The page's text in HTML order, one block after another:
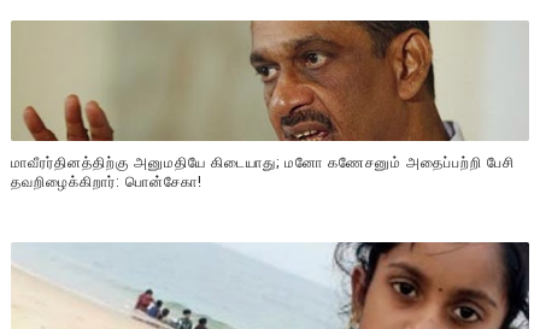
மாவீரர்தினத்திற்கு அனுமதியே கிடையாது; மனோ கணேசனும் அதைப்பற்றி பேசி
தவறிழைக்கிறார்: பொன்சேகா!